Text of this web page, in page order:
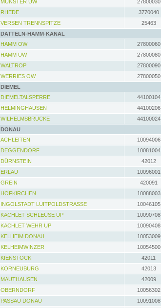
MÜNSTER UW
27800030
RHEDE
3770040
VERSEN TRENNSPITZE
25463
DATTELN-HAMM-KANAL
HAMM OW
27800060
HAMM UW
27800080
WALTROP
27800090
WERRIES OW
27800050
DIEMEL
DIEMELTALSPERRE
44100104
HELMINGHAUSEN
44100206
WILHELMSBRÜCKE
44100024
DONAU
ACHLEITEN
10094006
DEGGENDORF
10081004
DÜRNSTEIN
42012
ERLAU
10096001
GREIN
420091
HOFKIRCHEN
10088003
INGOLSTADT LUITPOLDSTRASSE
10046105
KACHLET SCHLEUSE UP
10090708
KACHLET WEHR UP
10090408
KELHEIM DONAU
10053009
KELHEIMWINZER
10054500
KIENSTOCK
42011
KORNEUBURG
42013
MAUTHAUSEN
42009
OBERNDORF
10056302
PASSAU DONAU
10091008